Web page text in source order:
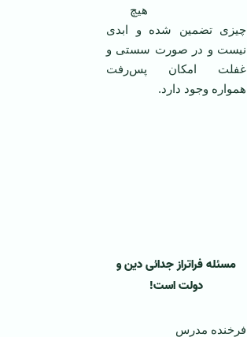
هیچ
چیزی تضمین شده و ابدی
نیست و در صورت سستی و
غفلت امکان پس‌رفت
همواره وجود دارد.
مسئله فراتراز جدائی دین و
دولت است!
فرخنده مدرس